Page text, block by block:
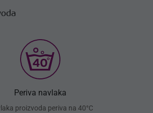
Periva navlaka
proizvoda periva na 40°C